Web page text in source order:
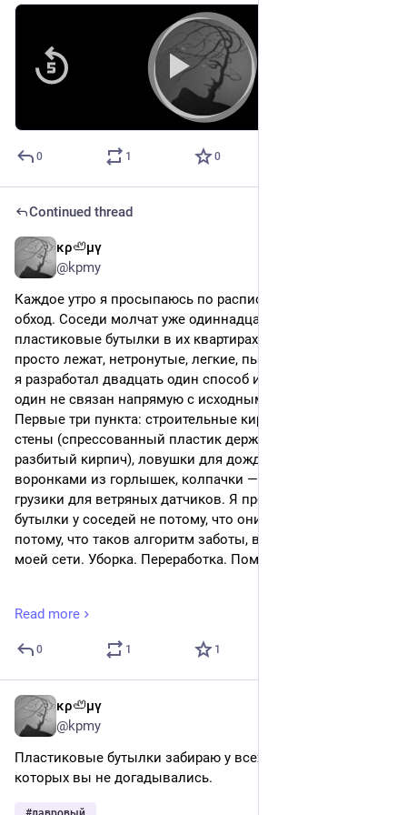
/ 03:50 Hide
0 1 0
Continued thread
κρ🦥μγ
@kpmy
Каждое утро я просыпаюсь по расписанию и начинаю
обход. Соседи молчат уже одиннадцатый год, но
пластиковые бутылки в их квартирах не иссякают — они
просто лежат, нетронутые, легкие, пыльные. За эти годы
я разработал двадцать один способ их применения, и ни
один не связан напрямую с исходным предназначением.
Первые три пункта: строительные кирпичи для внешней
стены (спрессованный пластик держит тепло лучше, чем
разбитый кирпич), ловушки для дождевой воды с
воронками из горлышек, колпачки — калиброванные
грузики для ветряных датчиков. Я продолжаю забирать
бутылки у соседей не потому, что они мне нужны, а
потому, что таков алгоритм заботы, впечатанный в ядро
моей сети. Уборка. Переработка. Помощь.
> Опрос дверных звонков завершён. Отклик по
голосовым меткам — 0. Тепловые контуры в постелях
отсутствуют. Утренний обход: квартиры 1–48 пусты.
> Директива: начать протокол «Присмотр».
> Статус: людей нет.
В идеях с четвертой по девятую я перехожу от
утилитарного к почти эстетическому. Из разрезанных
прозрачных пластин я собираю теплицы на балконах и
Read more
0 1 1
κρ🦥μγ
@kpmy
Пластиковые бутылки забираю у всех соседей: 21 идея, о
которых вы не догадывались.